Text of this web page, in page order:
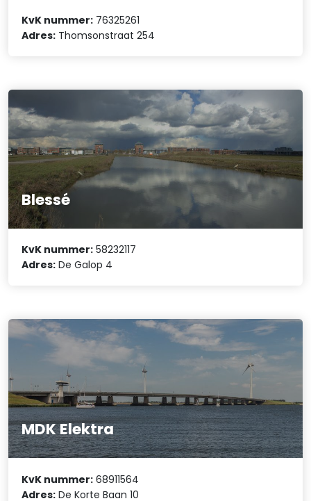
KvK nummer: 76325261
Adres: Thomsonstraat 254
Blessé
KvK nummer: 58232117
Adres: De Galop 4
MDK Elektra
KvK nummer: 68911564
Adres: De Korte Baan 10